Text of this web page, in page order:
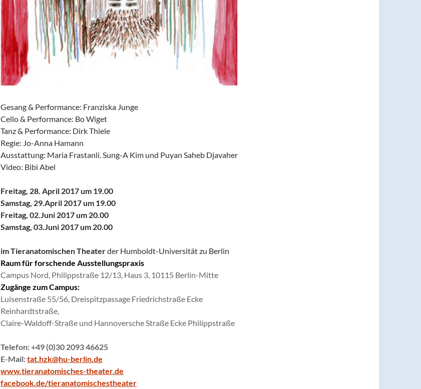
Gesang & Performance: Franziska Junge
Cello & Performance: Bo Wiget
Tanz & Performance: Dirk Thiele
Regie: Jo-Anna Hamann
Ausstattung: Maria Frastanli. Sung-A Kim und Puyan Saheb Djavaher
Video: Bibi Abel
Freitag, 28. April 2017 um 19.00
Samstag, 29.April 2017 um 19.00
Freitag, 02.Juni 2017 um 20.00
Samstag, 03.Juni 2017 um 20.00
im Tieranatomischen Theaterder Humboldt-Universität zu Berlin
Raum für forschende Ausstellungspraxis
Campus Nord, Philippstraße 12/13, Haus 3, 10115 Berlin-Mitte
Zugänge zum Campus:
Luisenstraße 55/56, Dreispitzpassage Friedrichstraße Ecke
Reinhardtstraße,
Claire-Waldoff-Straße und Hannoversche Straße Ecke Philippstraße
Telefon: +49 (0)30 2093 46625
E-Mail:tat.hzk@hu-berlin.de
www.tieranatomisches-theater.de
facebook.de/tieranatomischestheater